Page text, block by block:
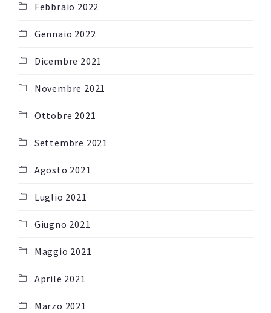
Febbraio 2022
Gennaio 2022
Dicembre 2021
Novembre 2021
Ottobre 2021
Settembre 2021
Agosto 2021
Luglio 2021
Giugno 2021
Maggio 2021
Aprile 2021
Marzo 2021